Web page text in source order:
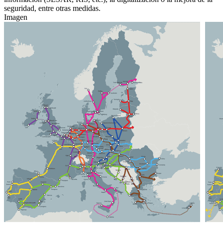
seguridad, entre otras medidas.
Imagen